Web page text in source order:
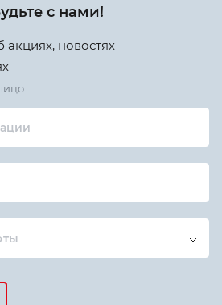
с нами!
новостях